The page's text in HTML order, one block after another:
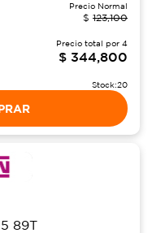
Precio Normal
$ 123,100
Precio total por 4
$ 344,800
Stock:20
89T